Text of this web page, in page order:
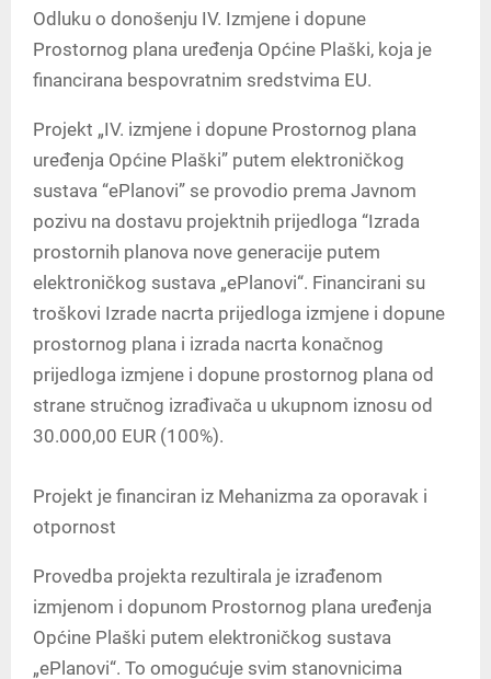
Odluku o donošenju IV. Izmjene i dopune
Prostornog plana uređenja Općine Plaški, koja je
financirana bespovratnim sredstvima EU.
Projekt „IV. izmjene i dopune Prostornog plana
uređenja Općine Plaški” putem elektroničkog
sustava “ePlanovi” se provodio prema Javnom
pozivu na dostavu projektnih prijedloga “Izrada
prostornih planova nove generacije putem
elektroničkog sustava „ePlanovi“. Financirani su
troškovi Izrade nacrta prijedloga izmjene i dopune
prostornog plana i izrada nacrta konačnog
prijedloga izmjene i dopune prostornog plana od
strane stručnog izrađivača u ukupnom iznosu od
30.000,00 EUR (100%).
Projekt je financiran iz Mehanizma za oporavak i
otpornost
Provedba projekta rezultirala je izrađenom
izmjenom i dopunom Prostornog plana uređenja
Općine Plaški putem elektroničkog sustava
„ePlanovi“. To omogućuje svim stanovnicima